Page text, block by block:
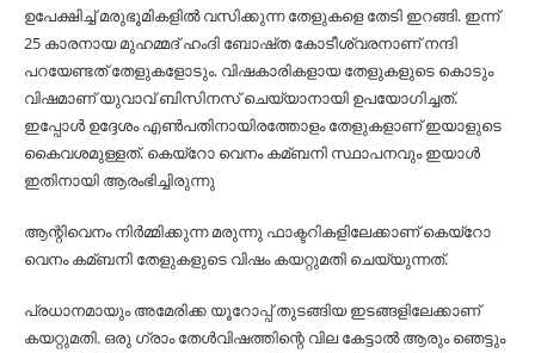
ഉപേക്ഷിച്ച്‌ മരുഭൂമികളില്‍ വസിക്കുന്ന തേളുകളെ തേടി ഇറങ്ങി. ഇന്ന്
25 കാരനായ മുഹമ്മദ് ഹംദി ബോഷ്ത കോടീശ്വരനാണ് നന്ദി
പറയേണ്ടത് തേളുകളോടും. വിഷകാരികളായ തേളുകളുടെ കൊടും
വിഷമാണ് യുവാവ് ബിസിനസ് ചെയ്യാനായി ഉപയോഗിച്ചത്.
ഇപ്പോള്‍ ഉദ്ദേശം എണ്‍പതിനായിരത്തോളം തേളുകളാണ് ഇയാളുടെ
കൈവശമുള്ളത്. കെയ്‌റോ വെനം കമ്ബനി സ്ഥാപനവും ഇയാള്‍
ഇതിനായി ആരംഭിച്ചിരുന്നു
ആന്റിവെനം നിര്‍മ്മിക്കുന്ന മരുന്നു ഫാക്ടറികളിലേക്കാണ് കെയ്‌റോ
വെനം കമ്ബനി തേളുകളുടെ വിഷം കയറ്റുമതി ചെയ്യുന്നത്.
പ്രധാനമായും അമേരിക്ക യൂറോപ്പ് തുടങ്ങിയ ഇടങ്ങളിലേക്കാണ്
കയറ്റുമതി. ഒരു ഗ്രാം തേള്‍വിഷത്തിന്റെ വില കേട്ടാല്‍ ആരും ഞെട്ടും